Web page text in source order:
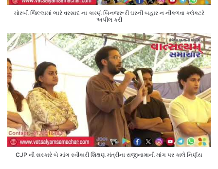
મોરબી જિલ્લામાં ભારે વરસાદ ના કારણે બિનજરૂરી ઘરની બહાર ન નીકળવા કલેક્ટરે
અપીલ કરી
CJP ની સરકારે બે માંગ સ્વીકારી શિક્ષણ મંત્રીના રાજીનામાની માંગ પર કાલે નિર્ણય